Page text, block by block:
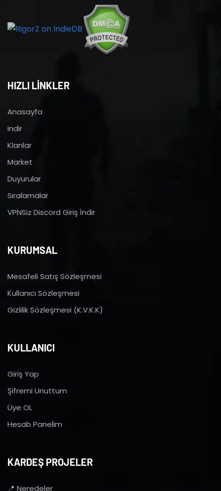
HIZLI LİNKLER
Anasayfa
indir
Klanlar
Market
Duyurular
Sıralamalar
VPNSiz Discord Giriş İndir
KURUMSAL
Mesafeli Satış Sözleşmesi
Kullanıcı Sözleşmesi
Gizlilik Sözleşmesi (K.V.K.K)
KULLANICI
Giriş Yap
Şifremi Unuttum
Üye OL
Hesab Panelim
KARDEŞ PROJELER
📍 Neredeler